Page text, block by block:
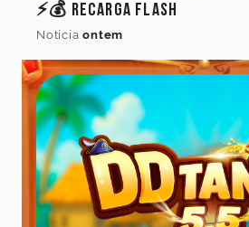
Idioma
do jogo
Idioma
Cancelar
⚡💰 Recarga Flash
Notícia ontem